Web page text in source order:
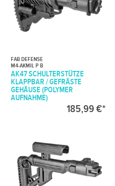
FAB DEFENSE
M4-AKMIL P B
AK47 SCHULTERSTÜTZE
KLAPPBAR / GEFRÄSTE
GEHÄUSE (POLYMER
AUFNAHME)
185,99 €*